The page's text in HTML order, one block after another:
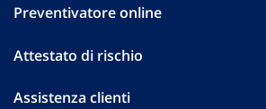
Preventivatore online
Attestato di rischio
Assistenza clienti